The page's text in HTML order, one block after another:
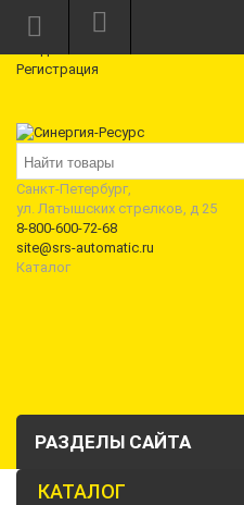
Режим работы: Пн—Пт: 10:00—18:00
Регистрация
Санкт-Петербург,
ул. Латышских стрелков, д 25
8-800-600-72-68
site@srs-automatic.ru
Каталог
РАЗДЕЛЫ САЙТА
КАТАЛОГ